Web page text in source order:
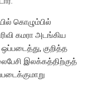
கொழும்பில்
கமரா அடங்கிய
குறித்த
இலக்கத்திற்குத்